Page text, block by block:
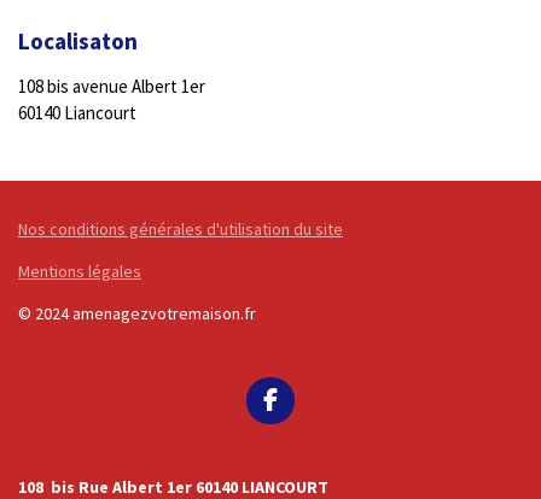
Localisaton
108 bis avenue Albert 1er
60140 Liancourt
Nos conditions générales d'utilisation du site
Mentions légales
© 2024 amenagezvotremaison.fr
F
a
108 bis Rue Albert 1er 60140 LIANCOURT